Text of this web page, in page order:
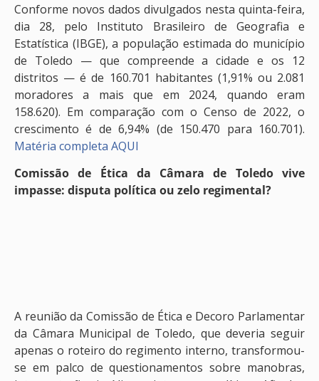
Conforme novos dados divulgados nesta quinta-feira,
dia 28, pelo Instituto Brasileiro de Geografia e
Estatística (IBGE), a população estimada do município
de Toledo — que compreende a cidade e os 12
distritos — é de 160.701 habitantes (1,91% ou 2.081
moradores a mais que em 2024, quando eram
158.620). Em comparação com o Censo de 2022, o
crescimento é de 6,94% (de 150.470 para 160.701).
Matéria completa AQUI
Comissão de Ética da Câmara de Toledo vive
impasse: disputa política ou zelo regimental?
A reunião da Comissão de Ética e Decoro Parlamentar
da Câmara Municipal de Toledo, que deveria seguir
apenas o roteiro do regimento interno, transformou-
se em palco de questionamentos sobre manobras,